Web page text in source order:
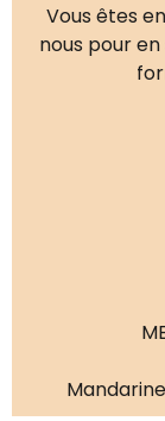
Vous êtes
nous pour